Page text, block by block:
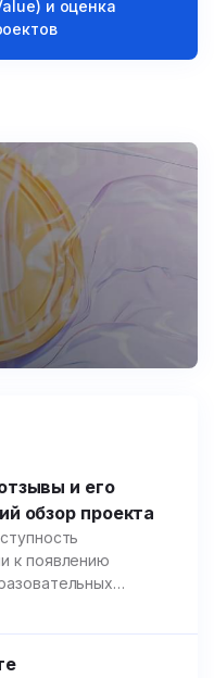
и оценка
и его
обзор проекта
к появлению